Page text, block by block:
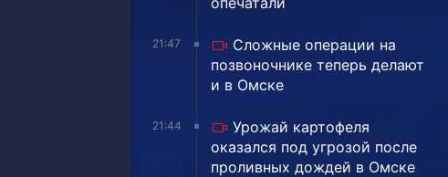
21:47
Сложные операции на
позвоночнике теперь делают
и в Омске
21:44
Урожай картофеля
оказался под угрозой после
проливных дождей в Омске